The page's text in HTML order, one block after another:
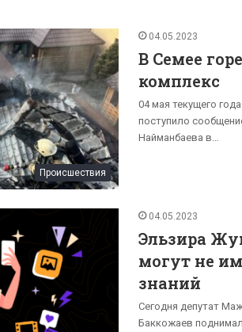
Происшествия
04.05.2023
В Семее
комплекс
04 мая текущего
поступило
Найманбаева в…
04.05.2023
Эльзира
могут не
знаний
Сегодня депутат
Баккожаев